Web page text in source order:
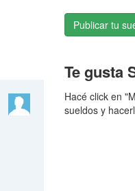
Publicar tu
Te gusta
Hacé click en
sueldos y